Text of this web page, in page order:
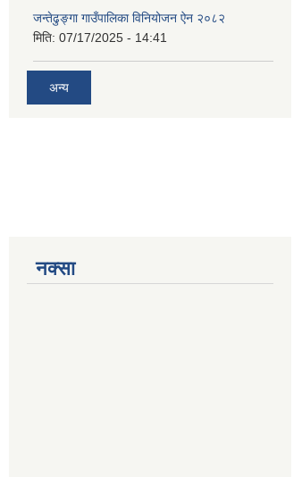
जन्तेढुङ्गा गाउँपालिका विनियोजन ऐन २०८२
मिति: 07/17/2025 - 14:41
अन्य
नक्सा